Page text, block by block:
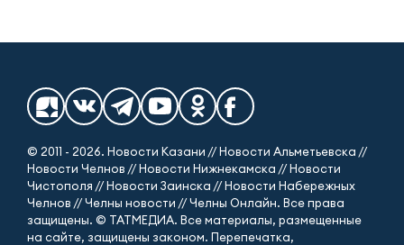
© 2011 - 2026. Новости Казани // Новости Альметьевска //
Новости Челнов // Новости Нижнекамска // Новости
Чистополя // Новости Заинска // Новости Набережных
Челнов // Челны новости // Челны Онлайн. Все права
защищены. © ТАТМЕДИА. Все материалы, размещенные
на сайте, защищены законом. Перепечатка,